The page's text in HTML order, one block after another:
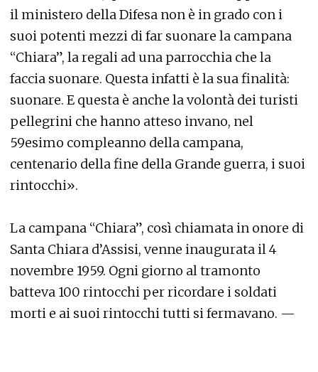
il ministero della Difesa non è in grado con i
suoi potenti mezzi di far suonare la campana
“Chiara”, la regali ad una parrocchia che la
faccia suonare. Questa infatti è la sua finalità:
suonare. E questa è anche la volontà dei turisti
pellegrini che hanno atteso invano, nel
59esimo compleanno della campana,
centenario della fine della Grande guerra, i suoi
rintocchi».
La campana “Chiara”, così chiamata in onore di
Santa Chiara d’Assisi, venne inaugurata il 4
novembre 1959. Ogni giorno al tramonto
batteva 100 rintocchi per ricordare i soldati
morti e ai suoi rintocchi tutti si fermavano. —